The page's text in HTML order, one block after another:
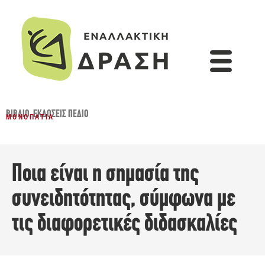
ΒΙΒΛΊΟ,ΕΚΔΌΣΕΙΣ ΠΕΔΊΟ
ΜΟΝΟΠΆΤΙΑ
Ποια είναι η σημασία της
συνειδητότητας, σύμφωνα με
τις διαφορετικές διδασκαλίες